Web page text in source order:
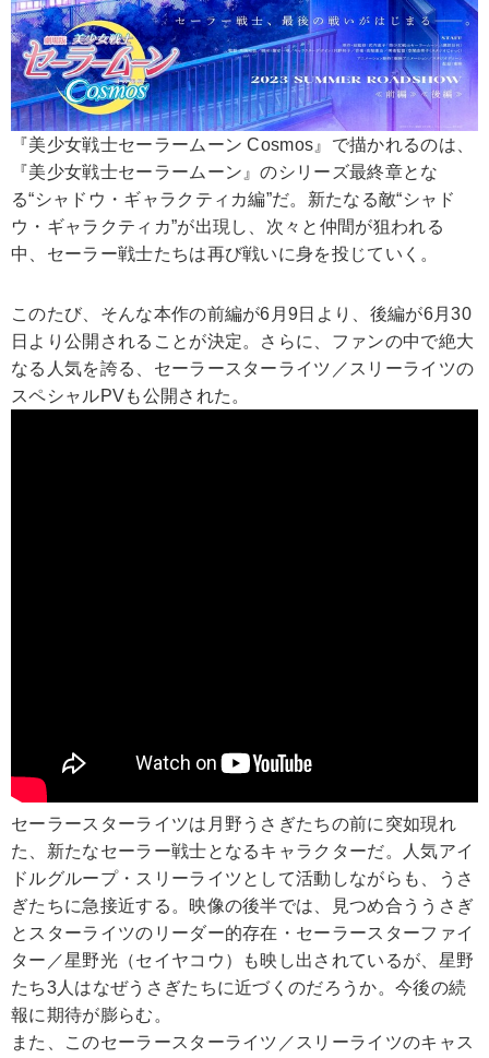
『美少女戦士セーラームーン Cosmos』で描かれるのは、
『美少女戦士セーラームーン』のシリーズ最終章とな
る“シャドウ・ギャラクティカ編”だ。新たなる敵“シャド
ウ・ギャラクティカ”が出現し、次々と仲間が狙われる
中、セーラー戦士たちは再び戦いに身を投じていく。
このたび、そんな本作の前編が6月9日より、後編が6月30
日より公開されることが決定。さらに、ファンの中で絶大
なる人気を誇る、セーラースターライツ／スリーライツの
スペシャルPVも公開された。
セーラースターライツは月野うさぎたちの前に突如現れ
た、新たなセーラー戦士となるキャラクターだ。人気アイ
ドルグループ・スリーライツとして活動しながらも、うさ
ぎたちに急接近する。映像の後半では、見つめ合ううさぎ
とスターライツのリーダー的存在・セーラースターファイ
ター／星野光（セイヤコウ）も映し出されているが、星野
たち3人はなぜうさぎたちに近づくのだろうか。今後の続
報に期待が膨らむ。
また、このセーラースターライツ／スリーライツのキャス